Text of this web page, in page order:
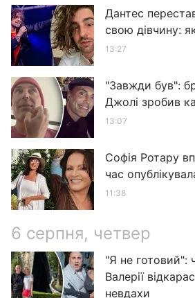
Дантес
свою дівчину:
13:27
"Завжди був":
Джолі зробив
13:07
Софія Ротару
час
11:38
6 серпня, четвер
"Я не готовий":
Валерії
невдахи